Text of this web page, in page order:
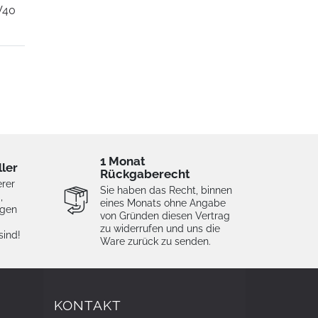
1 Monat
Rückgaberecht
Sie haben das Recht, binnen
eines Monats ohne Angabe
von Gründen diesen Vertrag
zu widerrufen und uns die
Ware zurück zu senden.
KONTAKT